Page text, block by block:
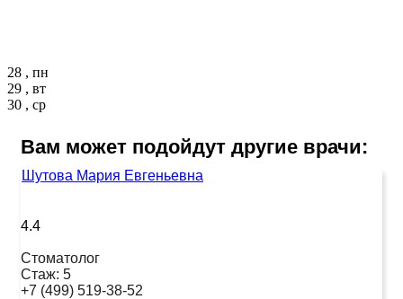
28 , пн
29 , вт
30 , ср
Вам может подойдут другие врачи:
Шутова Мария Евгеньевна
4.4
Стоматолог
Стаж: 5
+7 (499) 519-38-52